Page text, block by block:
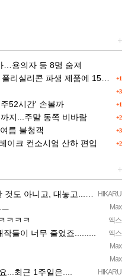
+
…용의자 등 8명 숨져
+1
생 제품에 15% 관세...한국 기업도 영향
+3
+1
52시간' 손볼까
+2
지...주말 동쪽 비바람
+3
름 불청객
+2
이크 컨소시엄 산하 편입
+
HIKARU
아니고, 대놓고...ㅋ ㅋ)
Max
엑스
ㅋㅋㅋ
엑스
들이 너무 줄었죠.........
Max
Max
HIKARU
...최근 1주일은....